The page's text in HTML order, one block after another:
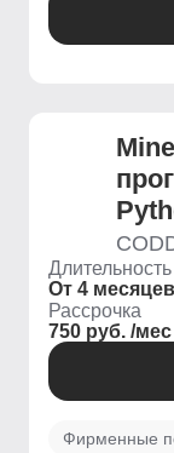
Длительность
От 4 месяцев
Рассрочка
750 руб. /мес
Фирменные